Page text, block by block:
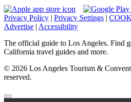
Privacy Policy | Privacy Settings |
Advertise | Accessibility
The official guide to Los Angeles. Find
California travel guides and more.
© 2026 Los Angeles Tourism &
reserved.